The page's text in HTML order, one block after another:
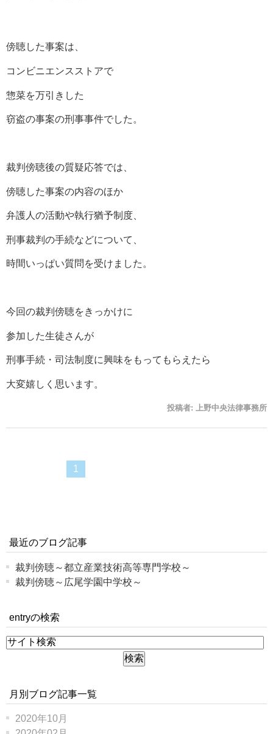
傍聴した事案は、
コンビニエンスストアで
惣菜を万引きした
窃盗の事案の刑事事件でした。
裁判傍聴後の質疑応答では、
傍聴した事案の内容のほか
弁護人の活動や執行猶予制度、
刑事裁判の手続などについて、
時間いっぱい質問を受けました。
今回の裁判傍聴をきっかけに
参加した生徒さんが
刑事手続・司法制度に興味をもってもらえたら
大変嬉しく思います。
投稿者: 上野中央法律事務所
1
最近のブログ記事
裁判傍聴～都立産業技術高等専門学校～
裁判傍聴～広尾学園中学校～
entryの検索
月別ブログ記事一覧
2020年10月